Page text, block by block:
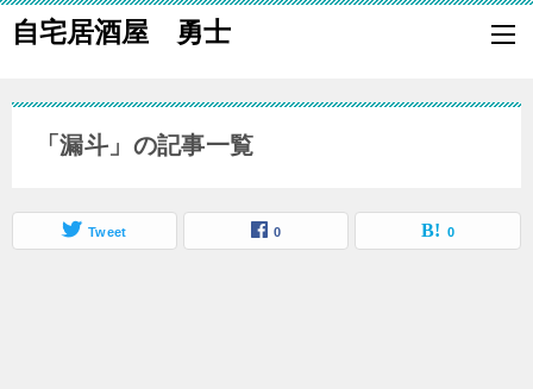
自宅居酒屋 勇士
自宅で居酒屋の「酒の肴」になる料理を楽しく作り、家族や親族に友
「漏斗」の記事一覧
Tweet 0 0